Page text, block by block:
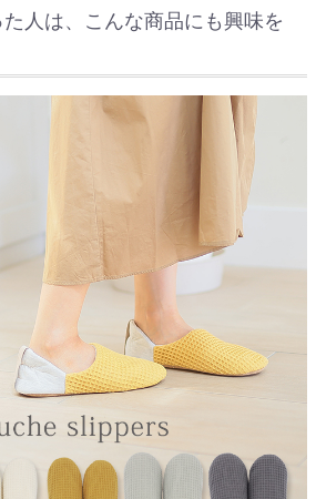
人は、こんな商品にも興味を